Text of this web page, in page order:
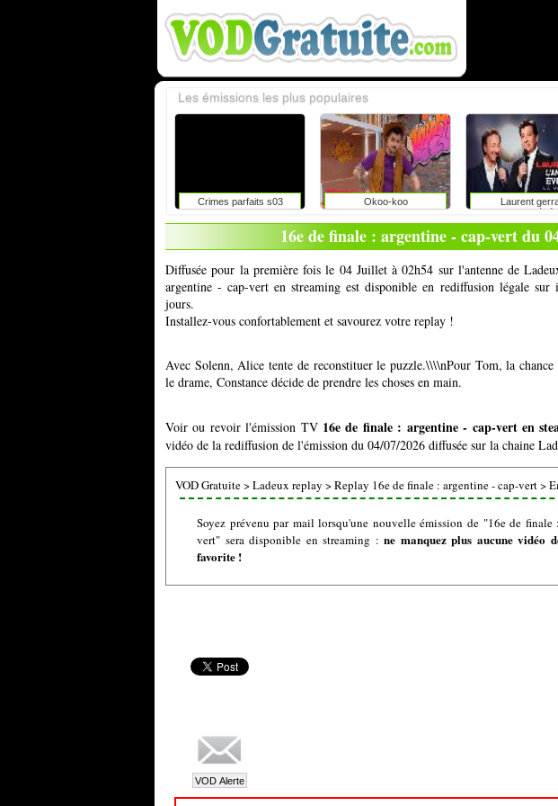
Crimes parfaits s03 Okoo-koo
Laurent
l'anniversaire-
Les émissions les plus populaires
16e de finale : argentine - cap-vert du
Diffusée pour la première fois le 04 Juillet à 02h54 sur l'antenne de
argentine - cap-vert en streaming est disponible en rediffusion légale
jours.
Installez-vous confortablement et savourez votre replay !
Avec Solenn, Alice tente de reconstituer le puzzle.\\\\nPour Tom, la
le drame, Constance décide de prendre les choses en main.
Voir ou revoir l'émission TV 16e de finale : argentine - cap-vert en
vidéo de la rediffusion de l'émission du 04/07/2026 diffusée sur la chaine
VOD Gratuite>Ladeux replay >Replay 16e de finale : argentine - cap-vert>
Soyez prévenu par mail lorsqu'une nouvelle émission de "16e de finale
vert" sera disponible en streaming :ne manquez plus aucune vidéo
favorite !